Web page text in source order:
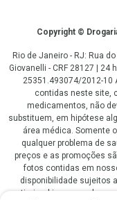
CopyrightCopyright ©
Rio de Janeiro - RJ: Rua
Giovanelli - CRF 28127 |
25351.493074/2012-10
contidas neste site,
medicamentos, não
substituem, em hipótese
área médica. Somente
qualquer problema de
preços e as promoções
fotos contidas em
disponibilidade sujeitos
antimicrobianos vendas